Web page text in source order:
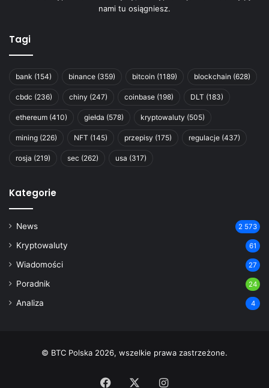
nami tu osiągniesz.
Tagi
bank (154) binance (359) bitcoin (1189) blockchain (628)
cbdc (236) chiny (247) coinbase (198) DLT (183)
ethereum (410) giełda (578) kryptowaluty (505)
mining (226) NFT (145) przepisy (175) regulacje (437)
rosja (219) sec (262) usa (317)
Kategorie
News 2 573
Kryptowaluty 61
Wiadomości 27
Poradnik 24
Analiza 4
© BTC Polska 2026, wszelkie prawa zastrzeżone.
Facebook Instagram